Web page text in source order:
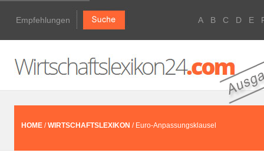
Empfehlungen A B C D E
HOME /WIRTSCHAFTSLEXIKON / Euro-Anpassungsklausel